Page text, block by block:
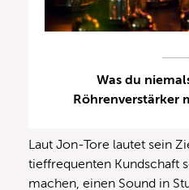
Was du
Röhrenverstärker
Laut Jon-Tore lautet sein
tieffrequenten Kundschaft
machen, einen Sound in